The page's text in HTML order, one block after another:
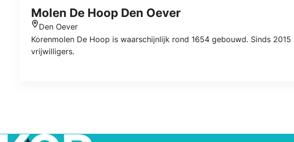
Molen De Hoop Den Oever
Locatie
Den Oever
Korenmolen De Hoop is waarschijnlijk rond 1654 gebouwd. Sinds
vrijwilligers.